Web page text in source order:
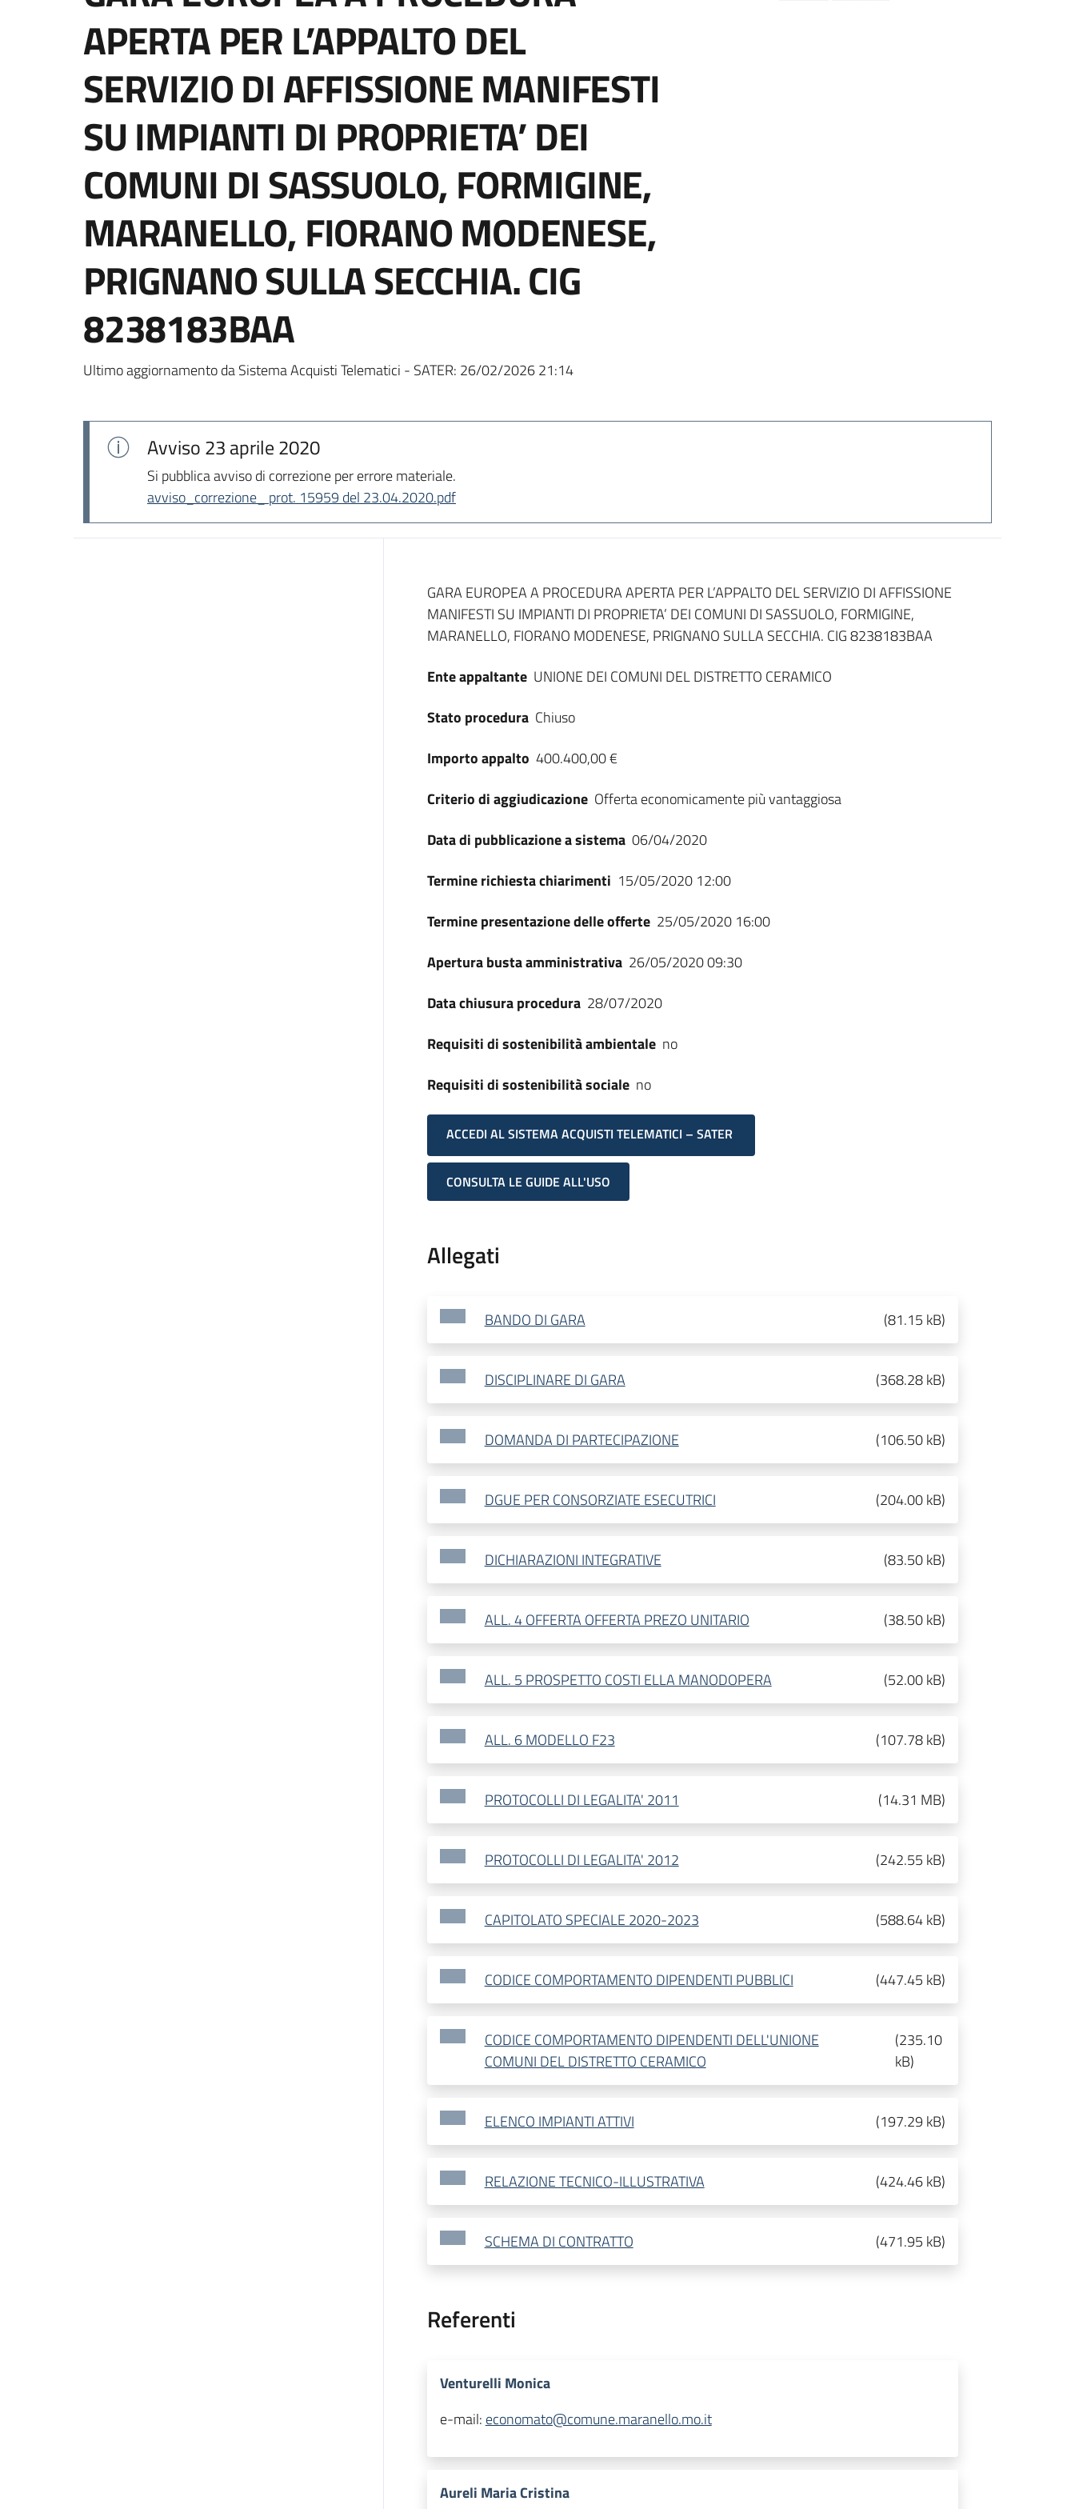
APERTA PER L’APPALTO DEL
SERVIZIO DI AFFISSIONE MANIFESTI
SU IMPIANTI DI PROPRIETA’ DEI
COMUNI DI SASSUOLO, FORMIGINE,
MARANELLO, FIORANO MODENESE,
PRIGNANO SULLA SECCHIA. CIG
8238183BAA
Ultimo aggiornamento da Sistema Acquisti Telematici - SATER: 26/02/2026 21:14
Avviso23 aprile 2020
Si pubblica avviso di correzione per errore materiale.
avviso_correzione_ prot. 15959 del 23.04.2020.pdf
Dati del bando
GARA EUROPEA A PROCEDURA APERTA PER L’APPALTO DEL SERVIZIO DI AFFISSIONE
MANIFESTI SU IMPIANTI DI PROPRIETA’ DEI COMUNI DI SASSUOLO, FORMIGINE,
MARANELLO, FIORANO MODENESE, PRIGNANO SULLA SECCHIA. CIG 8238183BAA
Ente appaltante UNIONE DEI COMUNI DEL DISTRETTO CERAMICO
Stato procedura Chiuso
Importo appalto 400.400,00 €
Criterio di aggiudicazione Offerta economicamente più vantaggiosa
Data di pubblicazione a sistema 06/04/2020
Termine richiesta chiarimenti 15/05/2020 12:00
Termine presentazione delle offerte 25/05/2020 16:00
Apertura busta amministrativa 26/05/2020 09:30
Data chiusura procedura 28/07/2020
Requisiti di sostenibilità ambientale no
Requisiti di sostenibilità sociale no
ACCEDI AL SISTEMA ACQUISTI TELEMATICI – SATER
CONSULTA LE GUIDE ALL'USO
Allegati
BANDO DI GARA (81.15 kB)
DISCIPLINARE DI GARA (368.28 kB)
DOMANDA DI PARTECIPAZIONE (106.50 kB)
DGUE PER CONSORZIATE ESECUTRICI (204.00 kB)
DICHIARAZIONI INTEGRATIVE (83.50 kB)
ALL. 4 OFFERTA OFFERTA PREZO UNITARIO (38.50 kB)
ALL. 5 PROSPETTO COSTI ELLA MANODOPERA (52.00 kB)
ALL. 6 MODELLO F23 (107.78 kB)
PROTOCOLLI DI LEGALITA' 2011 (14.31 MB)
PROTOCOLLI DI LEGALITA' 2012 (242.55 kB)
CAPITOLATO SPECIALE 2020-2023 (588.64 kB)
CODICE COMPORTAMENTO DIPENDENTI PUBBLICI (447.45 kB)
CODICE COMPORTAMENTO DIPENDENTI DELL'UNIONE
COMUNI DEL DISTRETTO CERAMICO
(235.10
kB)
ELENCO IMPIANTI ATTIVI (197.29 kB)
RELAZIONE TECNICO-ILLUSTRATIVA (424.46 kB)
SCHEMA DI CONTRATTO (471.95 kB)
Referenti
Venturelli Monica
e-mail: economato@comune.maranello.mo.it
Aureli Maria Cristina